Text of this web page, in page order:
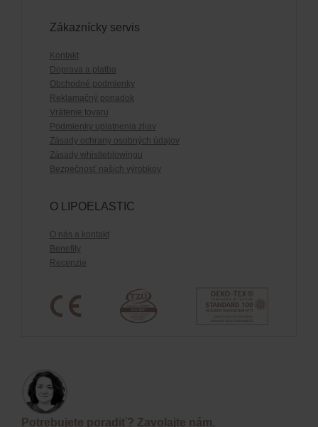
Zákaznícky servis
Kontakt
Doprava a platba
Obchodné podmienky
Reklamačný poriadok
Vrátenie tovaru
Podmienky uplatnenia zliav
Zásady ochrany osobných údajov
Zásady whistleblowingu
Bezpečnosť našich výrobkov
O LIPOELASTIC
O nás a kontakt
Benefity
Recenzie
Potrebujete poradiť? Zavolajte nám.